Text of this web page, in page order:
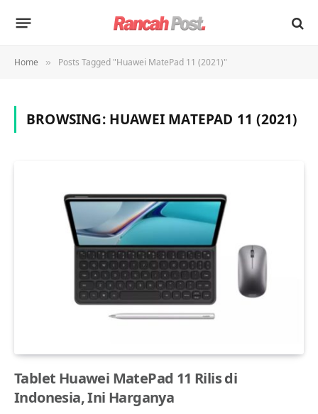
Home » Posts Tagged "Huawei MatePad 11 (2021)"
BROWSING: HUAWEI MATEPAD 11 (2021)
Tablet Huawei MatePad 11 Rilis di
Indonesia, Ini Harganya